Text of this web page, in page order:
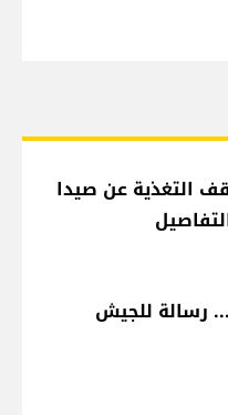
التغذية عن صيدا
رسالة للجيش